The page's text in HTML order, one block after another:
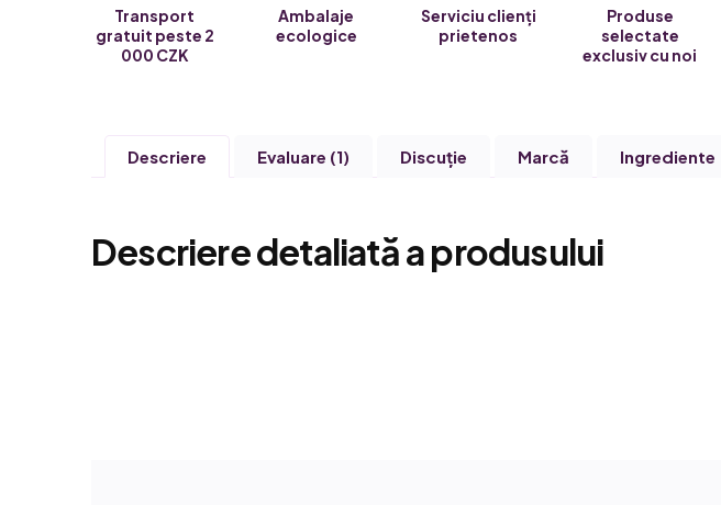
Transport
gratuit peste 2
000 CZK
Ambalaje
ecologice
Serviciu clienți
prietenos
Produse
selectate
exclusiv cu noi
Descriere Evaluare (1) Discuţie Marcă Ingrediente
Descriere detaliată a produsului